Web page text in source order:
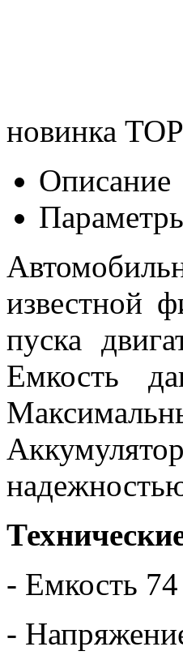
новинка TOP
Описание
известной
пуска
Емкость
- Емкость
-